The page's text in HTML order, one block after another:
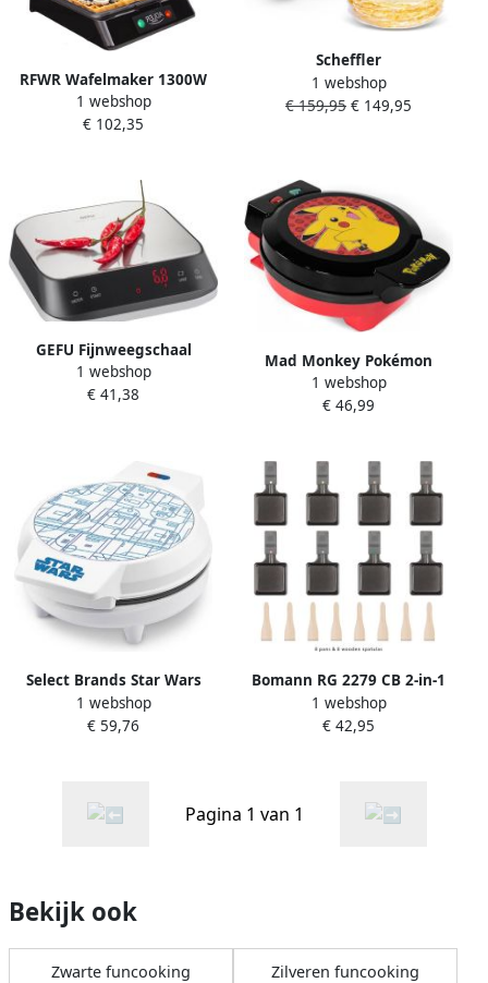
RFWR Wafelmaker 1300W
Meerkleurig en Duurzaam
1 webshop
€ 102,35
Scheffler
Pannenkoekenmaker
Electrische Crepe maker Sac
1 webshop
€ 159,95 € 149,95
GEFU Fijnweegschaal
PREZISO Nauwkeurig met 0
1 g
1 webshop
€ 41,38
Mad Monkey Pokémon
wafel maker wafelijzer met
Pikachu design
1 webshop
€ 46,99
Select Brands Star Wars
R2D2 Mini Wafelijzer
Wafelmaker
1 webshop
€ 59,76
Bomann RG 2279 CB 2-in-1
Raclette-Grill Gourmetstel
1 webshop
€ 42,95
Pagina 1 van 1
Bekijk ook
Zwarte funcooking Zilveren funcooking